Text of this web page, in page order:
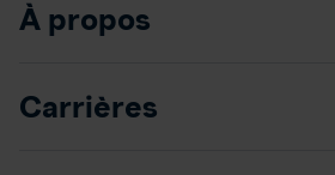
À propos
Carrières